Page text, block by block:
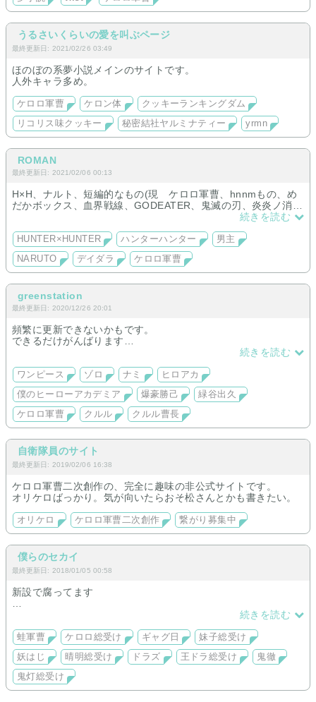
書きたいものができた時は長編も書きます。
うるさいくらいの愛を叫ぶページ
最終更新日: 2021/02/26 03:49
ほのぼの系夢小説メインのサイトです。
人外キャラ多め。
ケロロ軍曹 ケロン体
クッキーランキングダム
リコリス味クッキー
秘密結社ヤルミナティー yrmn
ROMAN
最終更新日: 2021/02/06 00:13
H×H、ナルト、短編的なもの(現 ケロロ軍曹、hnnmもの、め
だかボックス、血界戦線、GODEATER、鬼滅の刃、炎炎ノ消防
続きを読む
HUNTER×HUNTER ハンターハンター
男主
NARUTO
デイダラ ケロロ軍曹
greenstation
最終更新日: 2020/12/26 20:01
頻繁に更新できないかもです。
できるだけがんばります
続きを読む
ワンピース ゾロ ナミ
ヒロアカ
僕のヒーローアカデミア
爆豪勝己
緑谷出久
ケロロ軍曹
クルル クルル曹長
自衛隊員のサイト
最終更新日: 2019/02/06 16:38
ケロロ軍曹二次創作の、完全に趣味の非公式サイトです。
オリケロばっかり。気が向いたらおそ松さんとかも書きたい。
オリケロ ケロロ軍曹二次創作 繋がり募集中
僕らのセカイ
最終更新日: 2018/01/05 00:58
新設で腐ってます
妖はじ …佐野晴多めの晴明総受け
ドラズ …エル王多めの王ドラ総受け
鬼徹 …白鬼多めの補佐官総受け
って感じのラインナップにしようと思っています
更新速度は(他のサイトでもやってるので)めっちゃ遅いと思い
続きを読む
蛙軍曹 ケロロ総受け ギャグ日
妹子総受け
妖はじ
晴明総受け ドラズ 王ドラ総受け
鬼徹
鬼灯総受け